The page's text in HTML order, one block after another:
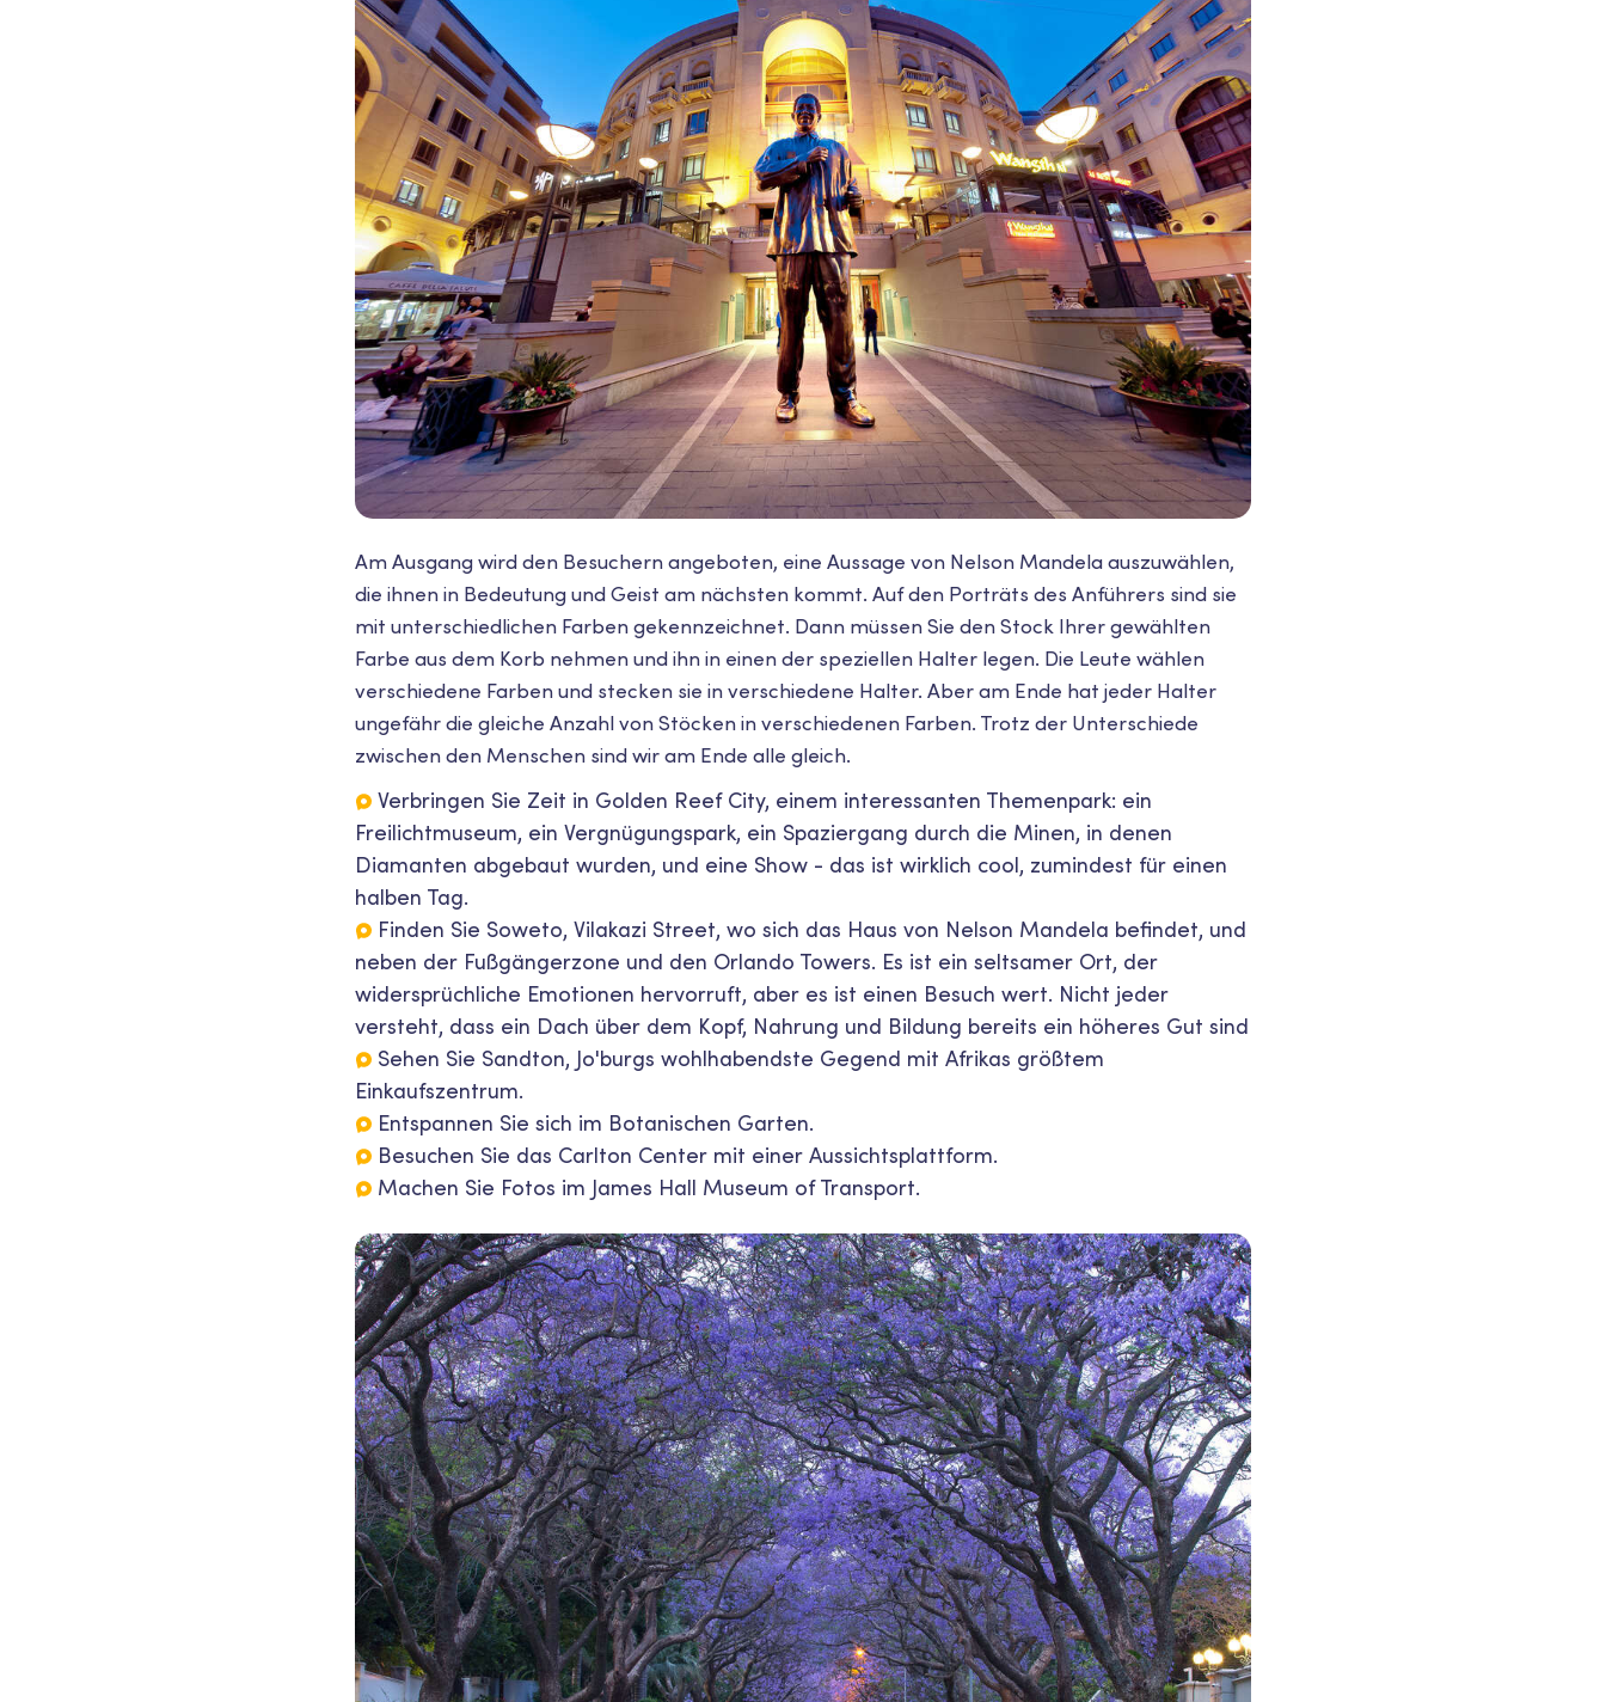
Am Ausgang wird den Besuchern angeboten, eine Aussage von Nelson Mandela auszuwählen,
die ihnen in Bedeutung und Geist am nächsten kommt. Auf den Porträts des Anführers sind sie
mit unterschiedlichen Farben gekennzeichnet. Dann müssen Sie den Stock Ihrer gewählten
Farbe aus dem Korb nehmen und ihn in einen der speziellen Halter legen. Die Leute wählen
verschiedene Farben und stecken sie in verschiedene Halter. Aber am Ende hat jeder Halter
ungefähr die gleiche Anzahl von Stöcken in verschiedenen Farben. Trotz der Unterschiede
zwischen den Menschen sind wir am Ende alle gleich.
Verbringen Sie Zeit in Golden Reef City, einem interessanten Themenpark: ein
Freilichtmuseum, ein Vergnügungspark, ein Spaziergang durch die Minen, in denen
Diamanten abgebaut wurden, und eine Show - das ist wirklich cool, zumindest für einen
halben Tag.
Finden Sie Soweto, Vilakazi Street, wo sich das Haus von Nelson Mandela befindet, und
neben der Fußgängerzone und den Orlando Towers. Es ist ein seltsamer Ort, der
widersprüchliche Emotionen hervorruft, aber es ist einen Besuch wert. Nicht jeder
versteht, dass ein Dach über dem Kopf, Nahrung und Bildung bereits ein höheres Gut sind
Sehen Sie Sandton, Jo'burgs wohlhabendste Gegend mit Afrikas größtem
Einkaufszentrum.
Entspannen Sie sich im Botanischen Garten.
Besuchen Sie das Carlton Center mit einer Aussichtsplattform.
Machen Sie Fotos im James Hall Museum of Transport.